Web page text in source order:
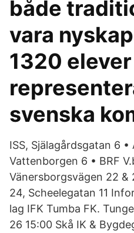
både
vara
1320 elever
svenska
ISS, Själagårdsgatan 6
Vattenborgen 6 • BRF
Vänersborgsvägen 22 &
24, Scheelegatan 11
lag IFK Tumba FK.
26 15:00 Skå IK &